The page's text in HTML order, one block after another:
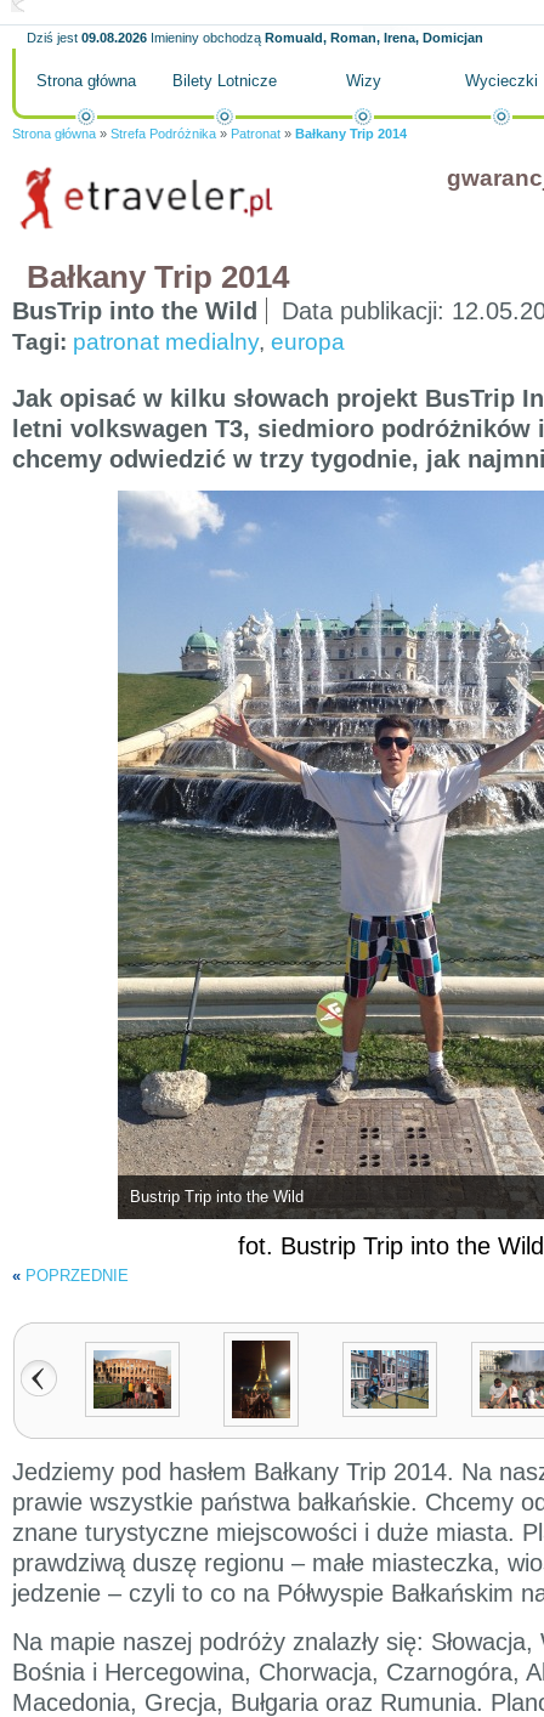
Dziś jest 09.08.2026 Imieniny obchodzą Romuald, Roman, Irena, Domicjan
Strona główna Bilety Lotnicze Wizy Wycieczki
Strona główna » Strefa Podróżnika » Patronat » Bałkany Trip 2014
Bałkany Trip 2014
BusTrip into the Wild Data publikacji:
Tagi: patronat medialny, europa
Jak opisać w kilku słowach projekt BusTrip
letni volkswagen T3, siedmioro podróżników
chcemy odwiedzić w trzy tygodnie, jak
Bustrip Trip into the Wild
fot. Bustrip Trip into the Wild
« POPRZEDNIE
Jedziemy pod hasłem Bałkany Trip 2014. Na
prawie wszystkie państwa bałkańskie. Chcemy
znane turystyczne miejscowości i duże miasta.
prawdziwą duszę regionu – małe miasteczka,
jedzenie – czyli to co na Półwyspie Bałkańskim
Na mapie naszej podróży znalazły się:
Bośnia i Hercegowina, Chorwacja, Czarnogóra,
Macedonia, Grecja, Bułgaria oraz Rumunia.